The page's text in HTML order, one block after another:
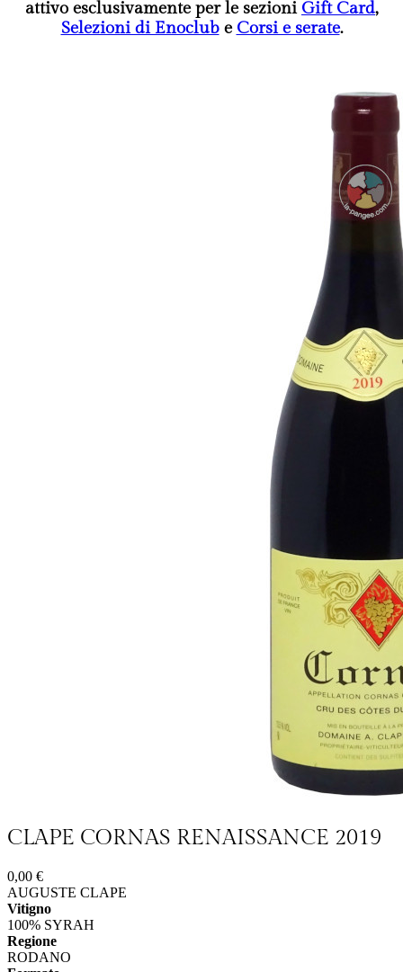
attivo esclusivamente per le sezioni Gift Card,
Selezioni di Enoclube Corsi e serate.
CLAPE CORNAS RENAISSANCE 2019
0,00 €
AUGUSTE CLAPE
Vitigno
100% SYRAH
Regione
RODANO